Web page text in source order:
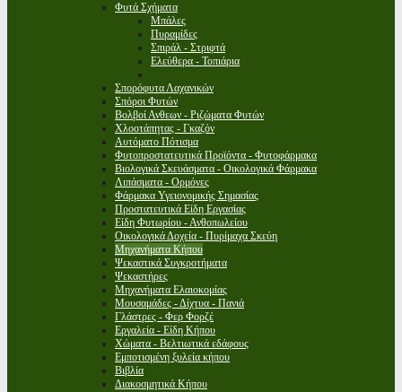
Φυτά Σχήματα
Μπάλες
Πυραμίδες
Σπιράλ - Στριφτά
Ελεύθερα - Τοπιάρια
Σπορόφυτα Λαχανικών
Σπόροι Φυτών
Βολβοί Ανθεων - Ριζώματα Φυτών
Χλοοτάπητας - Γκαζόν
Αυτόματο Πότισμα
Φυτοπροστατευτικά Προϊόντα - Φυτοφάρμακα
Βιολογικά Σκευάσματα - Οικολογικά Φάρμακα
Λιπάσματα - Ορμόνες
Φάρμακα Υγειονομικής Σημασίας
Προστατευτικά Είδη Εργασίας
Είδη Φυτωρίου - Ανθοπωλείου
Οικολογικά Δοχεία - Πυρίμαχα Σκεύη
Μηχανήματα Κήπου
Ψεκαστικά Συγκροτήματα
Ψεκαστήρες
Μηχανήματα Ελαιοκομίας
Μουσαμάδες - Δίχτυα - Πανιά
Γλάστρες - Φερ Φορζέ
Εργαλεία - Είδη Κήπου
Χώματα - Βελτιωτικά εδάφους
Εμποτισμένη ξυλεία κήπου
Βιβλία
Διακοσμητικά Κήπου